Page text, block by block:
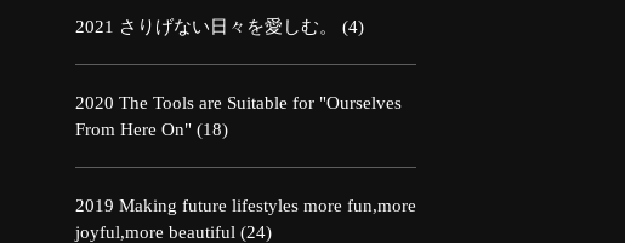
2021 さりげない日々を愛しむ。 (4)
2020 The Tools are Suitable for "Ourselves
From Here On" (18)
2019 Making future lifestyles more fun,more
joyful,more beautiful (24)